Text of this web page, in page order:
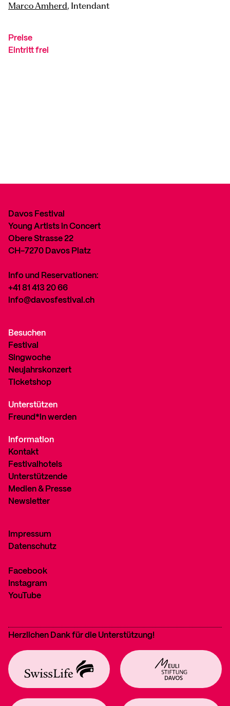
Marco Amherd, Intendant
Preise
Eintritt frei
Davos Festival
Young Artists in Concert
Obere Strasse 22
CH-7270 Davos Platz
Info und Reservationen:
+41 81 413 20 66
info@davosfestival.ch
Besuchen
Festival
Singwoche
Neujahrskonzert
Ticketshop
Unterstützen
Freund*in werden
Information
Kontakt
Festivalhotels
Unterstützende
Medien & Presse
Newsletter
Impressum
Datenschutz
Facebook
Instagram
YouTube
Herzlichen Dank für die Unterstützung!